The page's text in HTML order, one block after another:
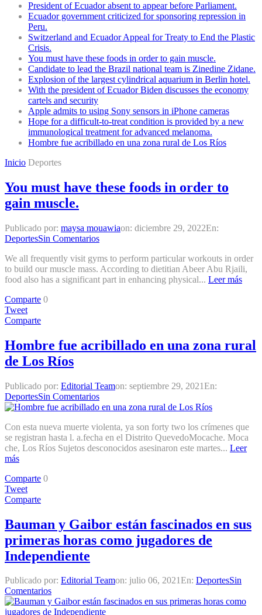
President of Ecuador absent to appear before Parliament.
Ecuador government criticized for sponsoring repression in
Peru.
Switzerland and Ecuador Appeal for Treaty to End the Plastic
Crisis.
You must have these foods in order to gain muscle.
Candidate to lead the Brazil national team is Zinedine Zidane.
Explosion of the largest cylindrical aquarium in Berlin hotel.
With the president of Ecuador Biden discusses the economy
cartels and security
Apple admits to using Sony sensors in iPhone cameras
Hope for a difficult-to-treat condition is provided by a new
immunological treatment for advanced melanoma.
Hombre fue acribillado en una zona rural de Los Ríos
Inicio Deportes
You must have these foods in order to
gain muscle.
Publicado por: maysa mouawiaon: diciembre 29, 2022En:
DeportesSin Comentarios
We all frequently visit gyms to perform particular workouts in order
to build our muscle mass. According to dietitian Abeer Abu Rjaili,
food also has a significant part in enhancing physical... Leer más
Comparte 0
Tweet
Comparte
Hombre fue acribillado en una zona rural
de Los Ríos
Publicado por: Editorial Teamon: septiembre 29, 2021En:
DeportesSin Comentarios
Con esta nueva muerte violenta, ya son forty two los crímenes que
se registran hasta l. a.fecha en el Distrito QuevedoMocache. Moca
che, Los Ríos Sujetos desconocidos asesinaron este martes... Leer
más
Comparte 0
Tweet
Comparte
Bauman y Gaibor están fascinados en sus
primeras horas como jugadores de
Independiente
Publicado por: Editorial Teamon: julio 06, 2021En: DeportesSin
Comentarios